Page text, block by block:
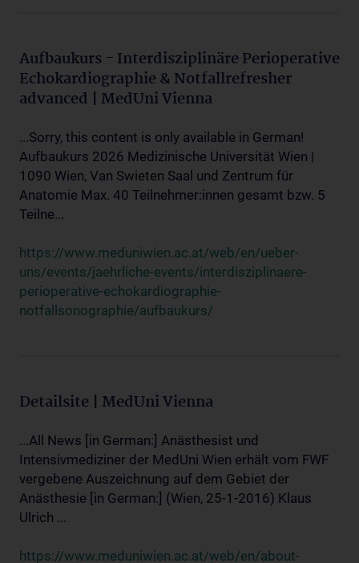
Aufbaukurs - Interdisziplinäre Perioperative
Echokardiographie & Notfallrefresher
advanced | MedUni Vienna
...Sorry, this content is only available in German!
Aufbaukurs 2026 Medizinische Universität Wien |
1090 Wien, Van Swieten Saal und Zentrum für
Anatomie Max. 40 Teilnehmer:innen gesamt bzw. 5
Teilne...
https://www.meduniwien.ac.at/web/en/ueber-
uns/events/jaehrliche-events/interdisziplinaere-
perioperative-echokardiographie-
notfallsonographie/aufbaukurs/
Detailsite | MedUni Vienna
...All News [in German:] Anästhesist und
Intensivmediziner der MedUni Wien erhält vom FWF
vergebene Auszeichnung auf dem Gebiet der
Anästhesie [in German:] (Wien, 25-1-2016) Klaus
Ulrich ...
https://www.meduniwien.ac.at/web/en/about-